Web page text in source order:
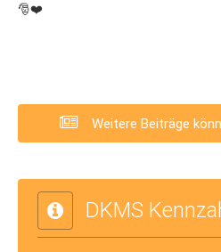
🎅❤️
Weitere Beiträge
DKMS